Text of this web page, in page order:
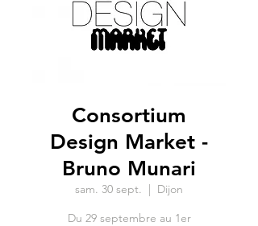
Consortium
Design Market -
Bruno Munari
sam. 30 sept.
  |
Dijon
Du 29 septembre au 1er